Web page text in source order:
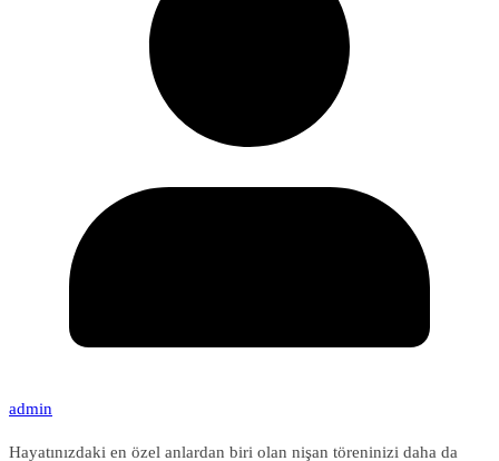
admin
Hayatınızdaki en özel anlardan biri olan nişan töreninizi daha da